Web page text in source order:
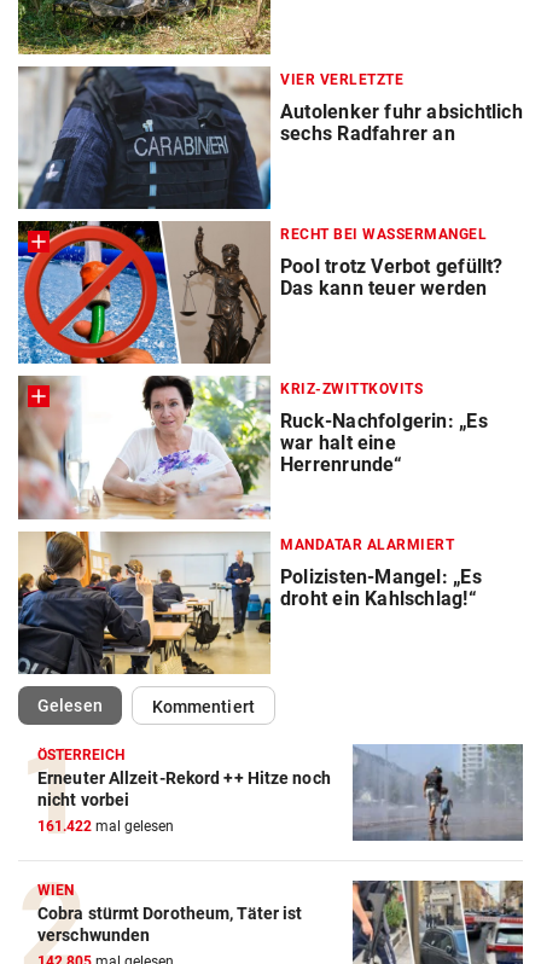
VIER VERLETZTE
Autolenker fuhr absichtlich
sechs Radfahrer an
RECHT BEI WASSERMANGEL
Pool trotz Verbot gefüllt?
Das kann teuer werden
KRIZ-ZWITTKOVITS
Ruck-Nachfolgerin: „Es
war halt eine
Herrenrunde“
MANDATAR ALARMIERT
Polizisten-Mangel: „Es
droht ein Kahlschlag!“
Gelesen(ausgewählt)Kommentiert
ÖSTERREICH
Erneuter Allzeit-Rekord ++ Hitze noch
nicht vorbei
161.422 mal gelesen
WIEN
Cobra stürmt Dorotheum, Täter ist
verschwunden